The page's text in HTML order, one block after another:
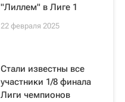
"Лиллем" в Лиге 1
22 февраля 2025
Стали известны все
участники 1/8 финала
Лиги чемпионов